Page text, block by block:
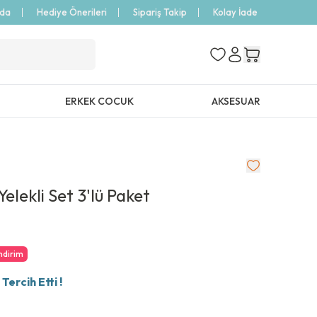
Hediye Önerileri Sipariş Takip Kolay İade
ERKEK COCUK AKSESUAR
Set 3'lü Paket
Etti !